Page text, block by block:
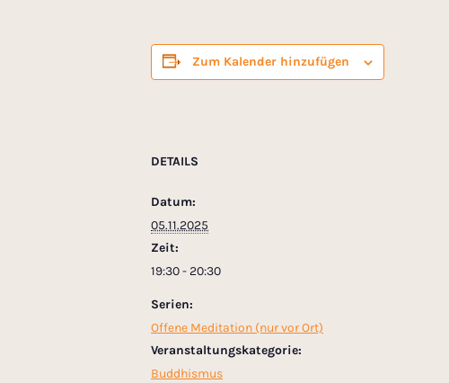
Zum Kalender hinzufügen
DETAILS
Datum:
05.11.2025
Zeit:
19:30 - 20:30
Serien:
Offene Meditation (nur vor Ort)
Veranstaltungskategorie:
Buddhismus